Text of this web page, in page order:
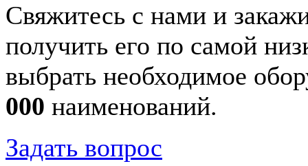
Свяжитесь с нами и
получить его по самой
выбрать необходимое
000 наименований.
Задать вопрос